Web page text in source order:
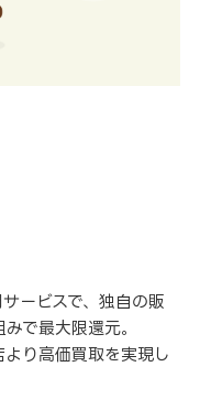
ービスで、独自の販
で最大限還元。
り高価買取を実現し